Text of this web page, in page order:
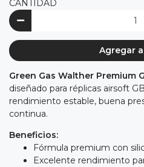
CANTIDAD
Agregar
Green Gas Walther Premium
diseñado para réplicas airsoft
rendimiento estable, buena
continua.
Beneficios:
Fórmula premium con
Excelente rendimiento